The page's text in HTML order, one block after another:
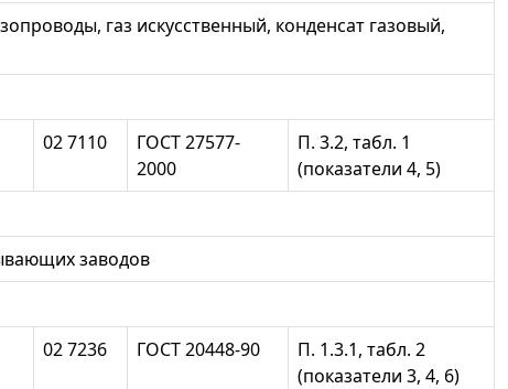
газ искусственный, конденсат газовый,
02 7110
ГОСТ 27577-
2000
П. 3.2, табл. 1
(показатели 4, 5)
заводов
02 7236 ГОСТ 20448-90
П. 1.3.1, табл. 2
(показатели 3, 4, 6)